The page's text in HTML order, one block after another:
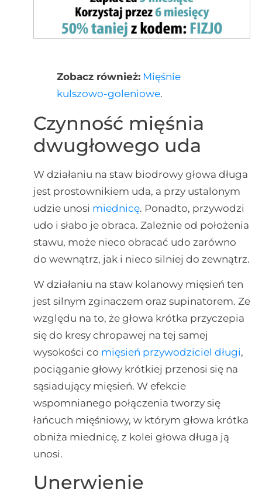
Zobacz również: Mięśnie
kulszowo-goleniowe.
Czynność mięśnia
dwugłowego uda
W działaniu na staw biodrowy głowa długa
jest prostownikiem uda, a przy ustalonym
udzie unosi miednicę. Ponadto, przywodzi
udo i słabo je obraca. Zależnie od położenia
stawu, może nieco obracać udo zarówno
do wewnątrz, jak i nieco silniej do zewnątrz.
W działaniu na staw kolanowy mięsień ten
jest silnym zginaczem oraz supinatorem. Ze
względu na to, że głowa krótka przyczepia
się do kresy chropawej na tej samej
wysokości co mięsień przywodziciel długi,
pociąganie głowy krótkiej przenosi się na
sąsiadujący mięsień. W efekcie
wspomnianego połączenia tworzy się
łańcuch mięśniowy, w którym głowa krótka
obniża miednicę, z kolei głowa długa ją
unosi.
Unerwienie